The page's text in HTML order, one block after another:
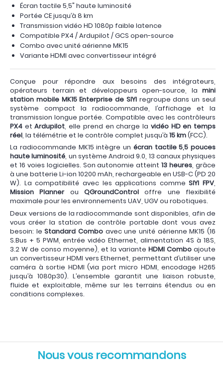
Écran tactile 5,5" haute luminosité
Portée CE jusqu’à 8 km
Transmission vidéo HD 1080p faible latence
Compatible PX4 / Ardupilot / GCS open-source
Combo avec unité aérienne MK15
Variante HDMI avec convertisseur intégré
Conçue pour répondre aux besoins des intégrateurs,
opérateurs terrain et développeurs open-source, la mini
station mobile MK15 Enterprise de SIYIregroupe dans un seul
système compact la radiocommande, l’affichage et la
transmission longue portée. Compatible avec les contrôleurs
PX4 etArdupilot, elle prend en charge la vidéo HD en temps
réel, la télémétrie et le contrôle complet jusqu’à 15 km(FCC).
La radiocommande MK15 intègre un écran tactile 5,5 pouces
haute luminosité, un système Android 9.0, 13 canaux physiques
et 16 voies logicielles. Son autonomie atteint13 heures, grâce
à une batterie Li-ion 10200 mAh, rechargeable en USB-C (PD 20
W). La compatibilité avec les applications commeSIYI FPV,
Mission PlannerouQGroundControl offre une flexibilité
maximale pour les environnements UAV, UGV ou robotiques.
Deux versions de la radiocommande sont disponibles, afin de
vous créer la station de contrôle portable dont vous avez
besoin: leStandard Combo avec une unité aérienne MK15 (16
S.Bus + 5 PWM, entrée vidéo Ethernet, alimentation 4S à 18S,
3.2 W de conso moyenne), et la variante HDMI Combo ajoute
un convertisseur HDMI vers Ethernet, permettant d’utiliser une
caméra à sortie HDMI (via port micro HDMI, encodage H265
jusqu’à 1080p30). L’ensemble garantit une liaison robuste,
fluide et exploitable, même sur les terrains étendus ou en
conditions complexes.
Nous vous recommandons